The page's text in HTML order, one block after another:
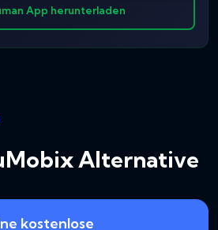
App herunterladen
Alternative
kostenlose